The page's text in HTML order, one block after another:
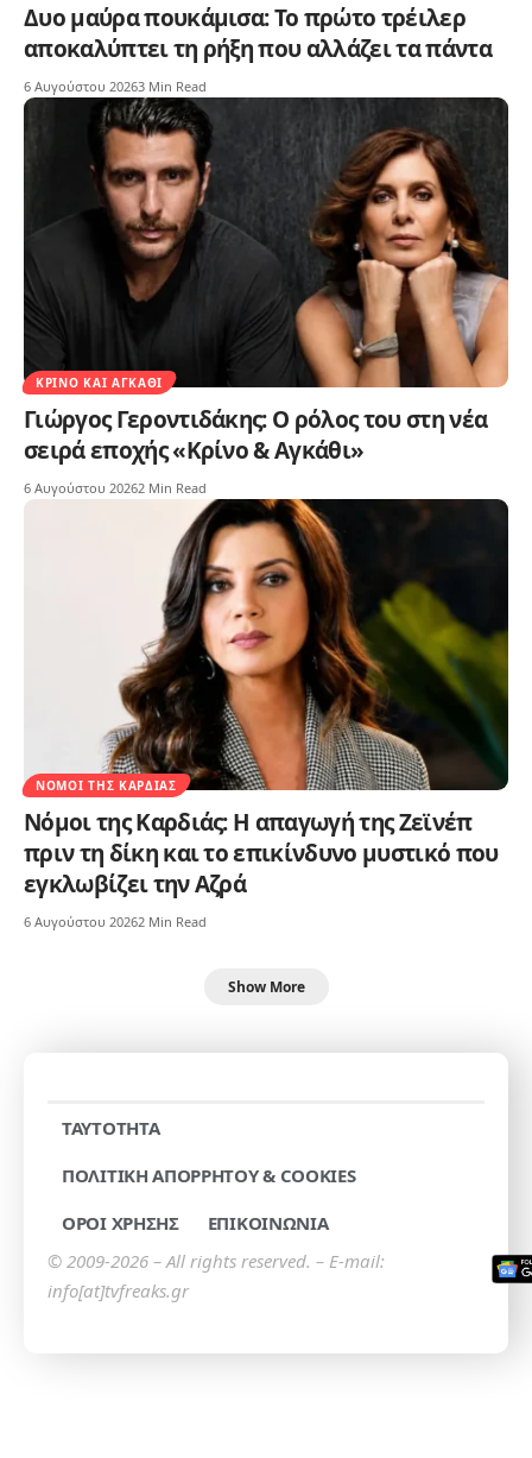
Δυο μαύρα πουκάμισα: Το πρώτο τρέιλερ
αποκαλύπτει τη ρήξη που αλλάζει τα πάντα
6 Αυγούστου 20263 Min Read
ΚΡΊΝΟ ΚΑΙ ΑΓΚΆΘΙ
Γιώργος Γεροντιδάκης: Ο ρόλος του στη νέα
σειρά εποχής «Κρίνο & Αγκάθι»
6 Αυγούστου 20262 Min Read
ΝΌΜΟΙ ΤΗΣ ΚΑΡΔΙΆΣ
Νόμοι της Καρδιάς: Η απαγωγή της Ζεϊνέπ
πριν τη δίκη και το επικίνδυνο μυστικό που
εγκλωβίζει την Αζρά
6 Αυγούστου 20262 Min Read
Show More
TAYTOTHTA
ΠΟΛΙΤΙΚΗ ΑΠΟΡΡΗΤΟΥ & COOKIES
ΟΡΟΙ ΧΡΗΣΗΣ
ΕΠΙΚΟΙΝΩΝΙΑ
© 2009-2026 – All rights reserved. – E-mail:
info[at]tvfreaks.gr